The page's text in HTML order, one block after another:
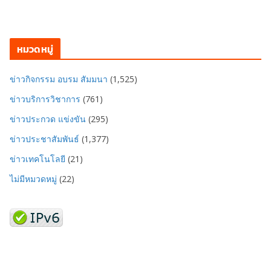
หมวดหมู่
ข่าวกิจกรรม อบรม สัมมนา (1,525)
ข่าวบริการวิชาการ (761)
ข่าวประกวด แข่งขัน (295)
ข่าวประชาสัมพันธ์ (1,377)
ข่าวเทคโนโลยี (21)
ไม่มีหมวดหมู่ (22)